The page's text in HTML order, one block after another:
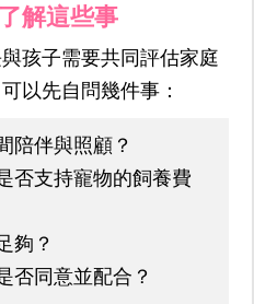
解這些事
孩子需要共同評估家庭
以先自問幾件事：
陪伴與照顧？
否支持寵物的飼養費
夠？
否同意並配合？